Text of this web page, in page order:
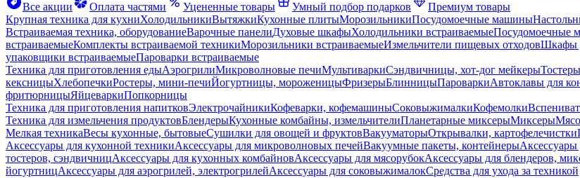
Все акции
Оплата частями Уцененные товары Умный подбор подарков
Премиум товары
Крупная техника для кухниХолодильникиВытяжкиКухонные плитыМорозильникиПосудомоечные машины
Встраиваемая техника, оборудованиеВарочные панелиДуховые шкафыХолодильники встраиваемыеПосудомоечные
встраиваемыеКомплекты встраиваемой техникиМорозильники встраиваемыеИзмельчители пищевых отходовШкафы
упаковщики встраиваемыеПароварки встраиваемые
Техника для приготовления едыАэрогрилиМикроволновые печиМультиваркиСэндвичницы, хот-дог мейкерыТостеры
кексницыХлебопечкиРостеры, мини-печиЙогуртницы, мороженицыФризерыБлинницыПароваркиАвтоклавы для
фритюрницыЯйцеваркиПопкорницы
Техника для приготовления напитковЭлектрочайникиКофеварки, кофемашиныСоковыжималкиКофемолки
Техника для измельчения продуктовБлендерыКухонные комбайны, измельчителиПланетарные миксерыМиксеры
Мелкая техникаВесы кухонные, бытовыеСушилки для овощей и фруктовВакууматорыОткрывалки, картофелечистки
Аксессуары для кухонной техникиАксессуары для микроволновых печейВакуумные пакеты, контейнеры
тостеров, сэндвичницАксессуары для кухонных комбайновАксессуары для мясорубокАксессуары для блендеров,
йогуртницАксессуары для аэрогрилей, электрогрилейАксессуары для соковыжималокСредства для ухода за техникой